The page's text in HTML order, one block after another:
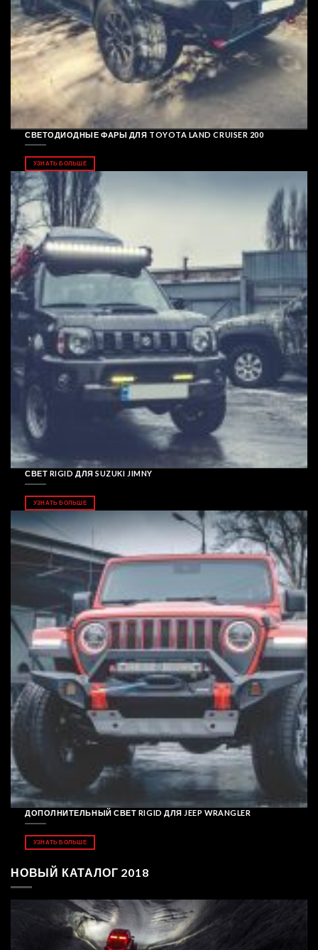
СВЕТОДИОДНЫЕ ФАРЫ ДЛЯ TOYOTA LAND CRUISER 200
УЗНАТЬ БОЛЬШЕ
СВЕТ RIGID ДЛЯ SUZUKI JIMNY
УЗНАТЬ БОЛЬШЕ
ДОПОЛНИТЕЛЬНЫЙ СВЕТ RIGID ДЛЯ JEEP WRANGLER
УЗНАТЬ БОЛЬШЕ
НОВЫЙ КАТАЛОГ 2018